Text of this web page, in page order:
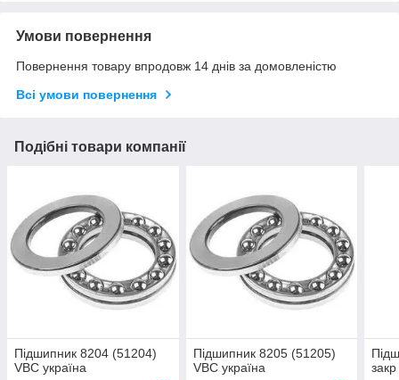
Умови повернення
Повернення товару впродовж 14 днів за домовленістю
Всі умови повернення
Подібні товари компанії
Підшипник 8204 (51204)
VBC україна
Підшипник 8205 (51205)
VBC україна